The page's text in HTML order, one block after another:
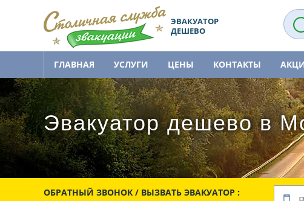
ЭВАКУАТОР
ДЕШЕВО
ГЛАВНАЯ УСЛУГИ ЦЕНЫ КОНТАКТЫ
Эвакуатор дешево в
ОБРАТНЫЙ ЗВОНОК / ВЫЗВАТЬ ЭВАКУАТОР :